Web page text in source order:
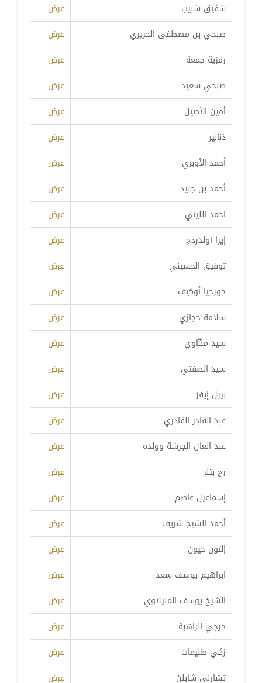
شفيق شبيب
عرض
صبحي بن مصطفى الحريري
عرض
رمزية جمعة
عرض
صبحي سعيد
عرض
أمين الأصيل
عرض
دَنانير
عرض
أحمد الأوبري
عرض
أحمد بن جنيد
عرض
احمد الليثي
عرض
إيرا أولدردج
عرض
توفيق الحسيني
عرض
جورجيا أوكيف
عرض
سلامة حجازي
عرض
سيد مكّاوي
عرض
سيد الصفتي
عرض
بيرل إيفز
عرض
عبد القادر القادري
عرض
عبد العال الجرشة وولده
عرض
رج بتلر
عرض
إسماعيل عاصم
عرض
أحمد الشيخ شريف
عرض
إلتون حيون
عرض
ابراهيم يوسف سعد
عرض
الشيخ يوسف المنيلاوي
عرض
جرجي الراهبة
عرض
زكي طليمات
عرض
تشارلي شابلن
عرض